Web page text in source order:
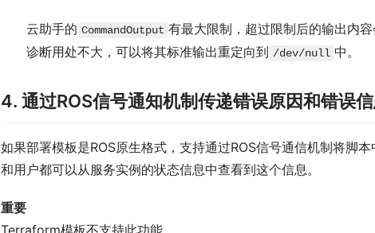
云助手的 CommandOutput 有最大限制，超过限制后的输出内
诊断用处不大，可以将其标准输出重定向到 /dev/null 中。
4. 通过ROS信号通知机制传递错误原因和错误
如果部署模板是ROS原生格式，支持通过ROS信号通信机制将脚
和用户都可以从服务实例的状态信息中查看到这个信息。
重要